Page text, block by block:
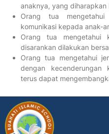
anaknya, yang
Orang tua
komunikasi kepada anak-
Orang tua mengetahui
disarankan dilakukan
Orang tua mengetahui
dengan kecenderungan
terus dapat